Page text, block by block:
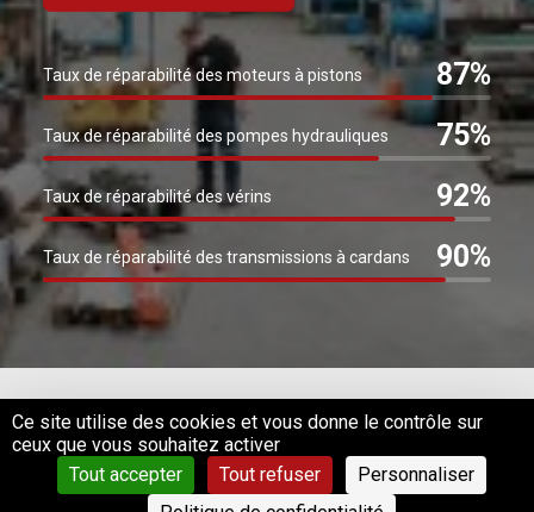
Taux de réparabilité des moteurs à pistons 87%
Taux de réparabilité des pompes hydrauliques 75%
Taux de réparabilité des vérins 92%
Taux de réparabilité des transmissions à cardans 90%
Mentions légales–Politique de confidentialité
Ce site utilise des cookies et vous donne le contrôle sur
ceux que vous souhaitez activer
Tout accepter
Tout refuser
Personnaliser